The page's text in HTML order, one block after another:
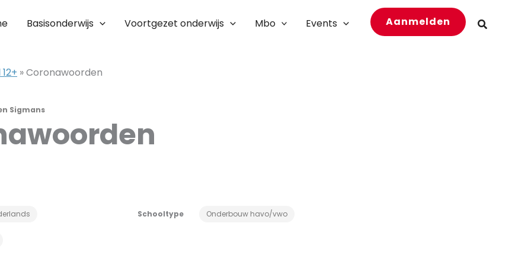
Basisonderwijs Voortgezet onderwijs Mbo Events Aanmelden Zoeken
»Coronawoorden
Sigmans
Schooltype Onderbouw havo/vwo